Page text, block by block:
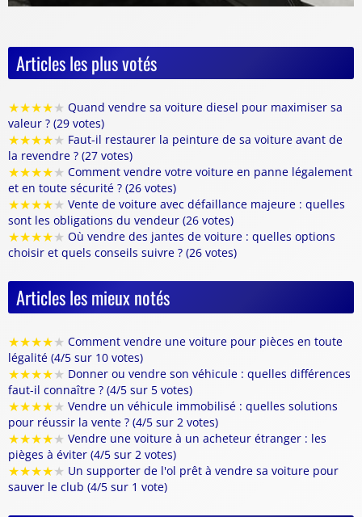
Articles les plus votés
★★★★★ Quand vendre sa voiture diesel pour maximiser sa
valeur ? (29 votes)
★★★★★ Faut-il restaurer la peinture de sa voiture avant de
la revendre ? (27 votes)
★★★★★ Comment vendre votre voiture en panne légalement
et en toute sécurité ? (26 votes)
★★★★★ Vente de voiture avec défaillance majeure : quelles
sont les obligations du vendeur (26 votes)
★★★★★ Où vendre des jantes de voiture : quelles options
choisir et quels conseils suivre ? (26 votes)
Articles les mieux notés
★★★★★ Comment vendre une voiture pour pièces en toute
légalité (4/5 sur 10 votes)
★★★★★ Donner ou vendre son véhicule : quelles différences
faut-il connaître ? (4/5 sur 5 votes)
★★★★★ Vendre un véhicule immobilisé : quelles solutions
pour réussir la vente ? (4/5 sur 2 votes)
★★★★★ Vendre une voiture à un acheteur étranger : les
pièges à éviter (4/5 sur 2 votes)
★★★★★ Un supporter de l'ol prêt à vendre sa voiture pour
sauver le club (4/5 sur 1 vote)